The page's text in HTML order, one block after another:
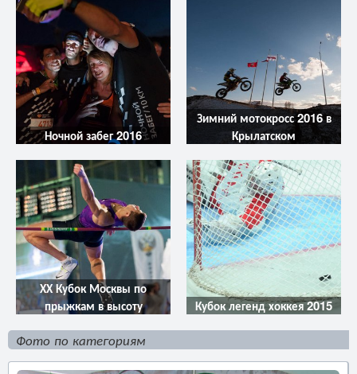
Ночной забег 2016
Зимний мотокросс 2016 в
Крылатском
ХХ Кубок Москвы по
прыжкам в высоту
Кубок легенд хоккея 2015
Фото по категориям